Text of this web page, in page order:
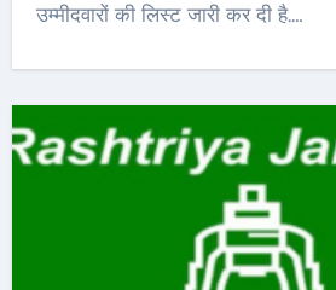
उम्मीदवारों की लिस्ट जारी कर दी है.…